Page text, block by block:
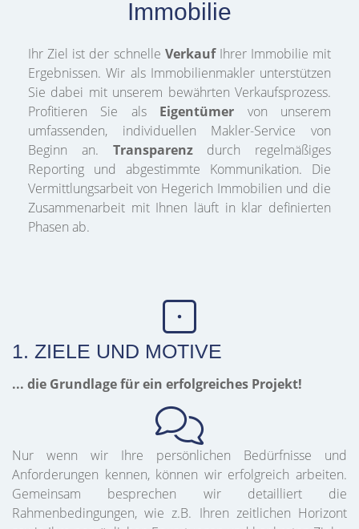
Immobilie
Ihr Ziel ist der schnelle VerkaufIhrer Immobilie mit
Ergebnissen. Wir als Immobilienmakler unterstützen
Sie dabei mit unserem bewährten Verkaufsprozess.
Profitieren Sie als Eigentümer von unserem
umfassenden, individuellen Makler-Service von
Beginn an. Transparenz durch regelmäßiges
Reporting und abgestimmte Kommunikation. Die
Vermittlungsarbeit von Hegerich Immobilien und die
Zusammenarbeit mit Ihnen läuft in klar definierten
Phasen ab.
1. ZIELE UND MOTIVE
... die Grundlage für ein erfolgreiches Projekt!
Nur wenn wir Ihre persönlichen Bedürfnisse und
Anforderungen kennen, können wir erfolgreich arbeiten.
Gemeinsam besprechen wir detailliert die
Rahmenbedingungen, wie z.B. Ihren zeitlichen Horizont